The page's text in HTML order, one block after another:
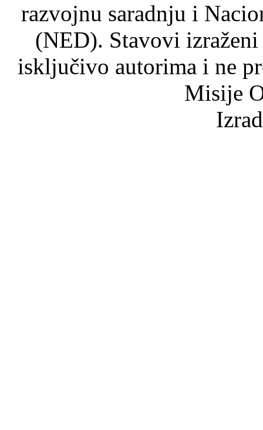
razvojnu saradnju i
(NED). Stavovi
isključivo autorima i ne
Misije